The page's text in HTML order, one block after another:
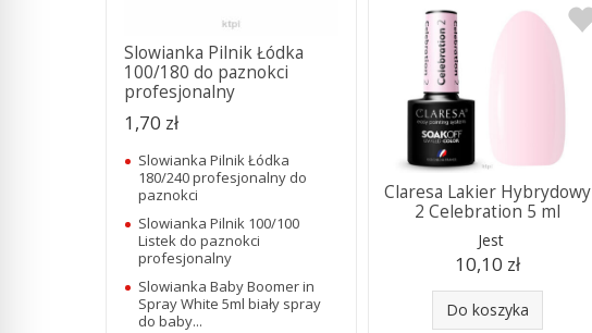
Claresa Lakier Hybrydowy
2 Celebration 5 ml
Jest
10,10 zł
Do koszyka
Slowianka Pilnik Łódka
100/180 do paznokci
profesjonalny
1,70 zł
Slowianka Pilnik Łódka
180/240 profesjonalny do
paznokci
Slowianka Pilnik 100/100
Listek do paznokci
profesjonalny
Slowianka Baby Boomer in
Spray White 5ml biały spray
do baby...